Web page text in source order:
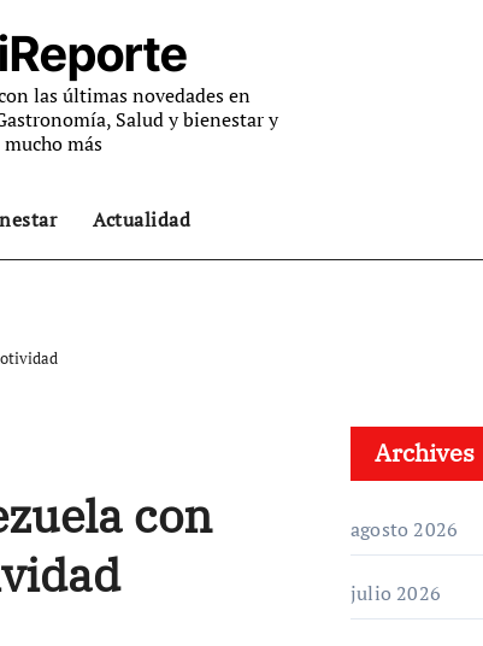
las últimas novedades en
Salud y bienestar y
mucho más
Actualidad
con
Archives
agosto 2026
julio 2026